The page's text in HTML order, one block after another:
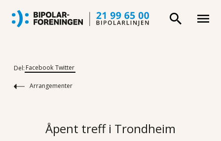
Del: Facebook Twitter
Arrangementer
Åpent treff i Trondheim